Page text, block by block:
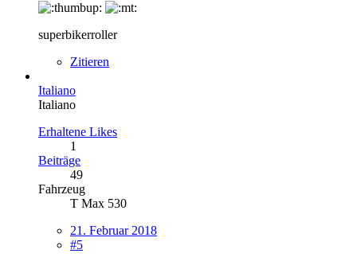
superbikerroller
Zitieren
Italiano
Italiano
Erhaltene Likes
1
Beiträge
49
Fahrzeug
T Max 530
21. Februar 2018
#5